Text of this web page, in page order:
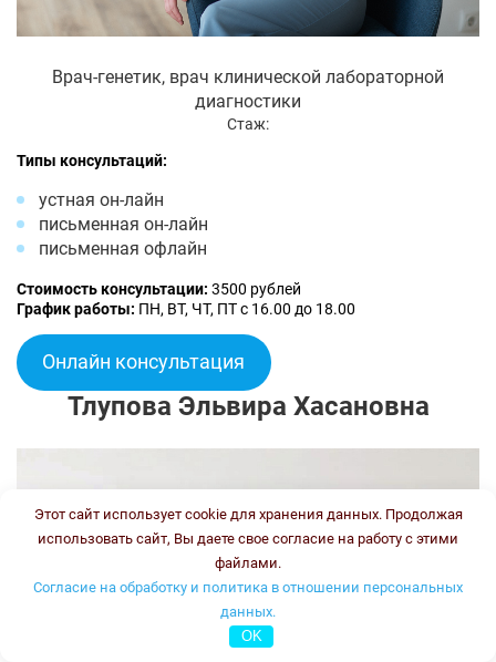
Врач-генетик, врач клинической лабораторной
диагностики
Стаж:
Типы консультаций:
устная он-лайн
письменная он-лайн
письменная офлайн
Стоимость консультации: 3500 рублей
График работы: ПН, ВТ, ЧТ, ПТ с 16.00 до 18.00
Онлайн консультация
Тлупова Эльвира Хасановна
Этот сайт использует cookie для хранения данных. Продолжая
использовать сайт, Вы даете свое согласие на работу с этими
файлами.
Согласие на обработку и политика в отношении персональных
данных.
OK